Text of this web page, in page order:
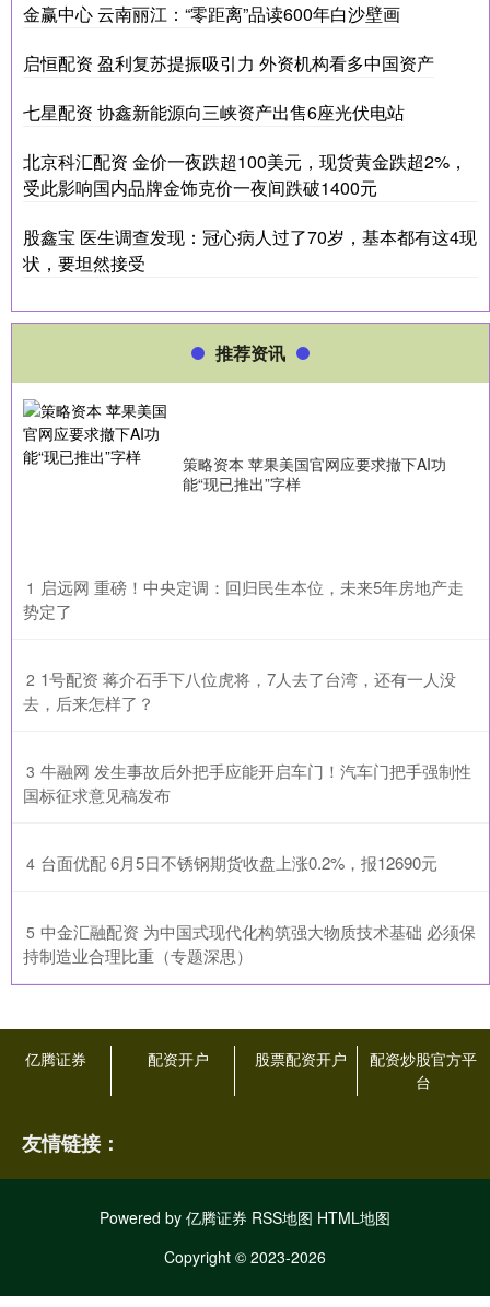
金赢中心 云南丽江：“零距离”品读600年白沙壁画
启恒配资 盈利复苏提振吸引力 外资机构看多中国资产
七星配资 协鑫新能源向三峡资产出售6座光伏电站
北京科汇配资 金价一夜跌超100美元，现货黄金跌超2%，
受此影响国内品牌金饰克价一夜间跌破1400元
股鑫宝 医生调查发现：冠心病人过了70岁，基本都有这4现
状，要坦然接受
推荐资讯
策略资本 苹果美国官网应要求撤下AI功
能“现已推出”字样
1 ​启远网 重磅！中央定调：回归民生本位，未来5年房地产走
势定了
2 ​1号配资 蒋介石手下八位虎将，7人去了台湾，还有一人没
去，后来怎样了？
3 ​牛融网 发生事故后外把手应能开启车门！汽车门把手强制性
国标征求意见稿发布
4 ​台面优配 6月5日不锈钢期货收盘上涨0.2%，报12690元
5 ​中金汇融配资 为中国式现代化构筑强大物质技术基础 必须保
持制造业合理比重（专题深思）
亿腾证券 配资开户 股票配资开户
配资炒股官方平
台
友情链接：
Powered by 亿腾证券 RSS地图 HTML地图
Copyright © 2023-2026